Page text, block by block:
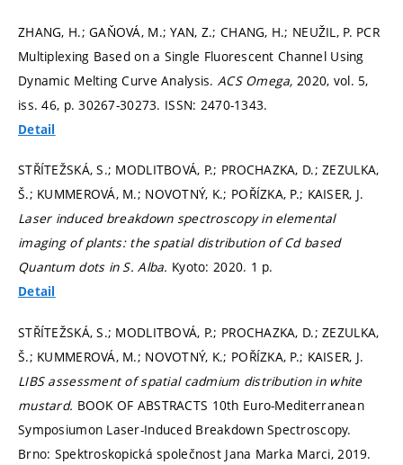
ZHANG, H.; GAŇOVÁ, M.; YAN, Z.; CHANG, H.; NEUŽIL, P. PCR
Multiplexing Based on a Single Fluorescent Channel Using
Dynamic Melting Curve Analysis. ACS Omega, 2020, vol. 5,
iss. 46, p. 30267-30273. ISSN: 2470-1343.
Detail
STŘÍTEŽSKÁ, S.; MODLITBOVÁ, P.; PROCHAZKA, D.; ZEZULKA,
Š.; KUMMEROVÁ, M.; NOVOTNÝ, K.; POŘÍZKA, P.; KAISER, J.
Laser induced breakdown spectroscopy in elemental
imaging of plants: the spatial distribution of Cd based
Quantum dots in S. Alba. Kyoto: 2020. 1 p.
Detail
STŘÍTEŽSKÁ, S.; MODLITBOVÁ, P.; PROCHAZKA, D.; ZEZULKA,
Š.; KUMMEROVÁ, M.; NOVOTNÝ, K.; POŘÍZKA, P.; KAISER, J.
LIBS assessment of spatial cadmium distribution in white
mustard. BOOK OF ABSTRACTS 10th Euro-Mediterranean
Symposiumon Laser-Induced Breakdown Spectroscopy.
Brno: Spektroskopická společnost Jana Marka Marci, 2019.